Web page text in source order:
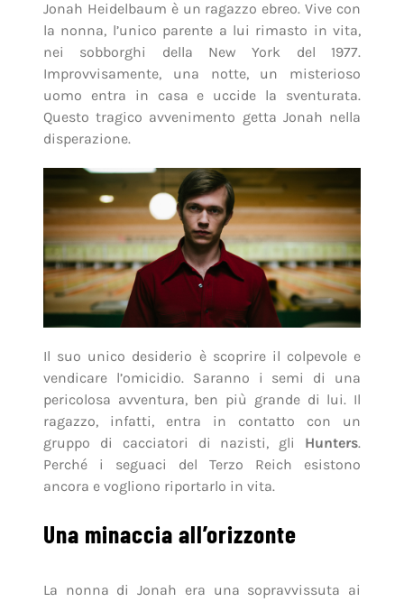
Jonah Heidelbaum è un ragazzo ebreo. Vive con
la nonna, l’unico parente a lui rimasto in vita,
nei sobborghi della New York del 1977.
Improvvisamente, una notte, un misterioso
uomo entra in casa e uccide la sventurata.
Questo tragico avvenimento getta Jonah nella
disperazione.
Il suo unico desiderio è scoprire il colpevole e
vendicare l’omicidio. Saranno i semi di una
pericolosa avventura, ben più grande di lui. Il
ragazzo, infatti, entra in contatto con un
gruppo di cacciatori di nazisti, gli Hunters.
Perché i seguaci del Terzo Reich esistono
ancora e vogliono riportarlo in vita.
Una minaccia all’orizzonte
La nonna di Jonah era una sopravvissuta ai